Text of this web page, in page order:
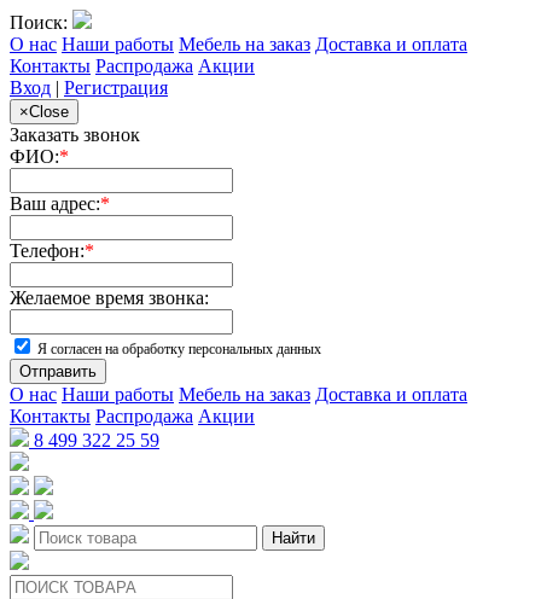
Поиск:
О нас Наши работы Мебель на заказ Доставка и оплата
Контакты Распродажа Акции
Вход | Регистрация
×Close
Заказать звонок
ФИО:*
Ваш адрес:*
Телефон:*
Желаемое время звонка:
Я согласен на обработку персональных данных
Отправить
О нас Наши работы Мебель на заказ Доставка и оплата
Контакты Распродажа Акции
8 499 322 25 59
Найти